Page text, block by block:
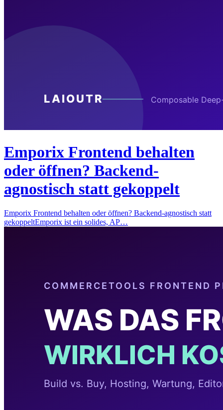
Emporix Frontend behalten
oder öffnen? Backend-
agnostisch statt gekoppelt
Emporix Frontend behalten oder öffnen? Backend-agnostisch statt
gekoppeltEmporix ist ein solides, AP…